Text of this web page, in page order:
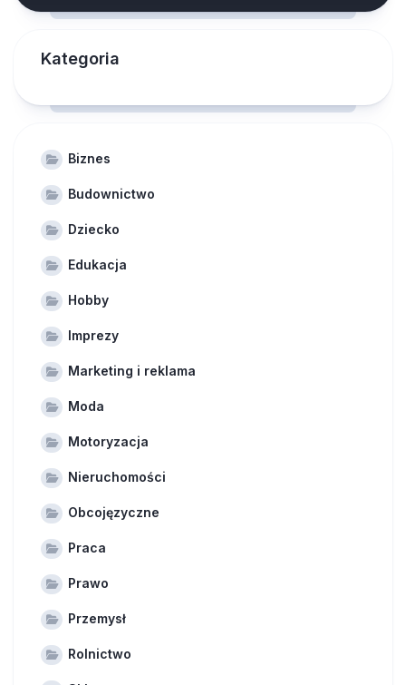
Kategoria
Biznes
Budownictwo
Dziecko
Edukacja
Hobby
Imprezy
Marketing i reklama
Moda
Motoryzacja
Nieruchomości
Obcojęzyczne
Praca
Prawo
Przemysł
Rolnictwo